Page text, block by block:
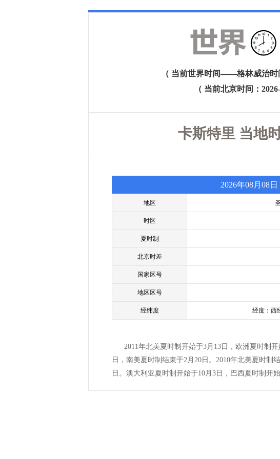
（ 当前世界时间——格林威治时
（ 当前北京时间：
卡斯特里 当地
2026年08月08
地区
时区
夏时制
北京时差
国家区号
地区区号
经纬度 经度：西
2011年北美夏时制开始于3月13日，欧洲夏时制
日，南美夏时制结束于2月20日。2010年北美夏时制
日。澳大利亚夏时制开始于10月3日，巴西夏时制开始